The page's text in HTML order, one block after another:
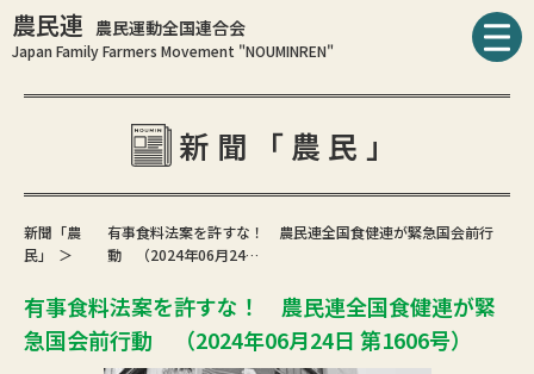
農民連 農民運動全国連合会
Japan Family Farmers Movement "NOUMINREN"
新聞「農民」
新聞「農
民」
有事食料法案を許すな！ 農民連全国食健連が緊急国会前行
動 （2024年06月24…
有事食料法案を許すな！ 農民連全国食健連が緊
急国会前行動 （2024年06月24日 第1606号）